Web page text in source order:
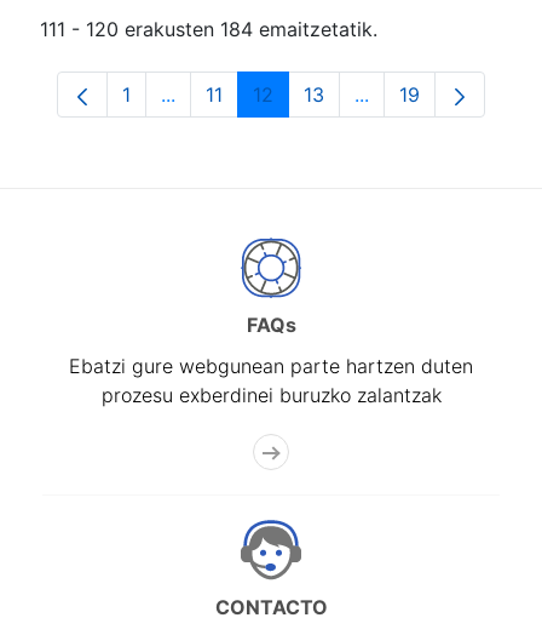
111 - 120 erakusten 184 emaitzetatik.
Orrialdea
1 ...Intermediate Pages Use TAB to navigate.
Orrialdea
11 Orrialdea
12 Orrialdea
13 ...Intermediate
Orrialdea
19
FAQs
Ebatzi gure webgunean parte hartzen duten
prozesu exberdinei buruzko zalantzak
CONTACTO